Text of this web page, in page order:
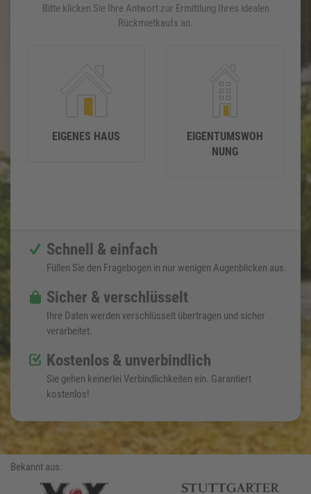
Bitte klicken Sie Ihre Antwort zur Ermittlung Ihres idealen
Rückmietkaufs an.
EIGENES HAUS
EIGENTUMSWOH
NUNG
Schnell & einfach
Füllen Sie den Fragebogen in nur wenigen Augenblicken aus.
Sicher & verschlüsselt
Ihre Daten werden verschlüsselt übertragen und sicher
verarbeitet.
Kostenlos & unverbindlich
Sie gehen keinerlei Verbindlichkeiten ein. Garantiert
kostenlos!
Bekannt aus: